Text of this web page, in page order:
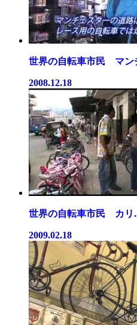
世界の自転車市民 マン
2008.12.18
世界の自転車市民 カリ
2009.02.18